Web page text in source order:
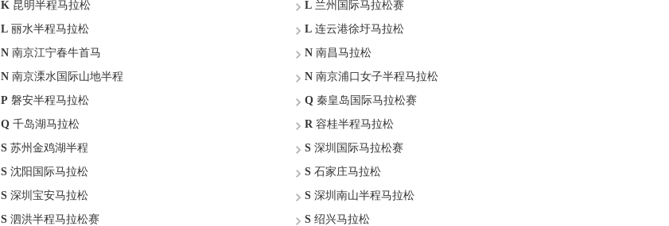
K昆明半程马拉松 L兰州国际马拉松赛
L丽水半程马拉松 L连云港徐圩马拉松
N南京江宁春牛首马 N南昌马拉松
N南京溧水国际山地半程 N南京浦口女子半程马拉松
P 磐安半程马拉松 Q秦皇岛国际马拉松赛
Q千岛湖马拉松 R容桂半程马拉松
S苏州金鸡湖半程 S深圳国际马拉松赛
S沈阳国际马拉松 S石家庄马拉松
S深圳宝安马拉松 S深圳南山半程马拉松
S泗洪半程马拉松赛 S绍兴马拉松